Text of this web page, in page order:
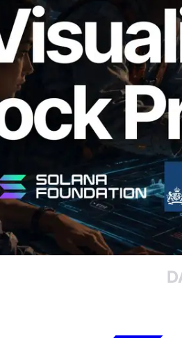
veröffentlicht Solana
der
pro Slot und der